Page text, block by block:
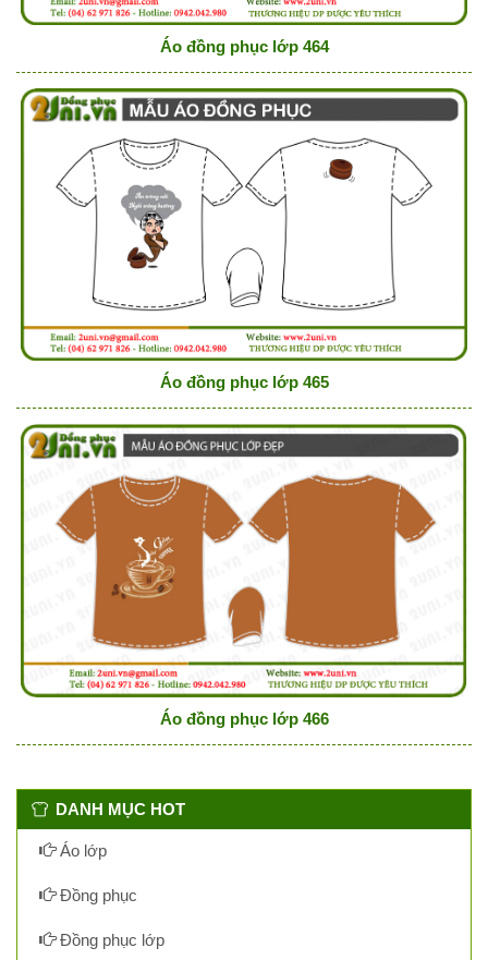
Áo đồng phục lớp 464
Áo đồng phục lớp 465
Áo đồng phục lớp 466
DANH MỤC HOT
Áo lớp
Đồng phục
Đồng phục lớp